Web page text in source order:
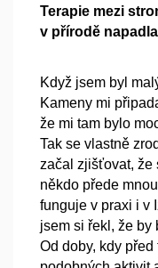
Terapie mezi
v přírodě
Když jsem byl
Kameny mi
že mi tam bylo
Tak se vlastně
začal zjišťovat, že
někdo přede
funguje v praxi i v
jsem si řekl, že by
Od doby, kdy